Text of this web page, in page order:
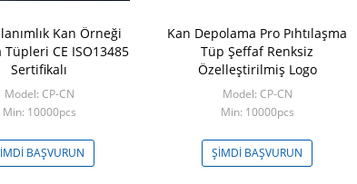
Kan Örneği
Tüpleri CE ISO13485
Sertifikalı
Model: CP-CN
Min: 10000pcs
BAŞVURUN
Kan Depolama Pro Pıhtılaşma
Tüp Şeffaf Renksiz
Özelleştirilmiş Logo
Model: CP-CN
Min: 10000pcs
ŞIMDI BAŞVURUN